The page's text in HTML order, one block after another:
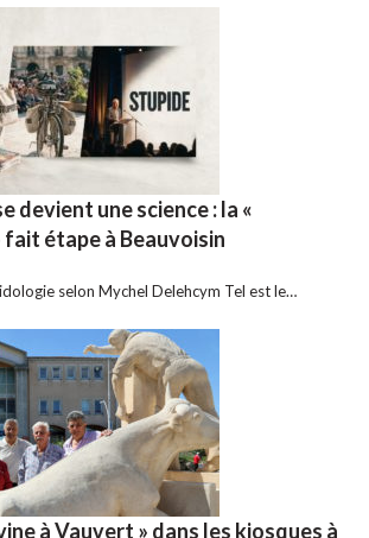
devient une science : la «
étape à Beauvoisin
selon Mychel Delehcym Tel est le…
à Vauvert » dans les kiosques à